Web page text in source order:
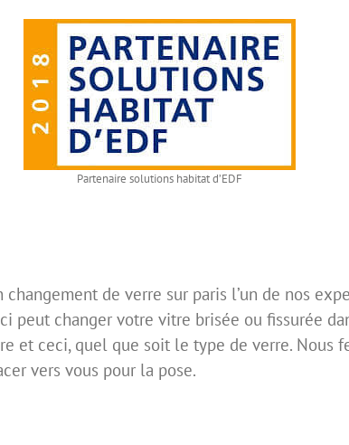
Partenaire solutions habitat d’EDF
de verre sur paris l’un de nos
peut changer votre vitre brisée ou fissurée
et ceci, quel que soit le type de verre. Nous
vers vous pour la pose.